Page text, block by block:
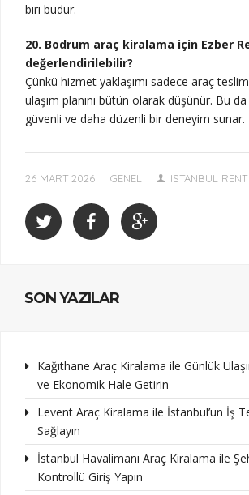
biri budur.
20. Bodrum araç kiralama için Ezber
değerlendirilebilir?
Çünkü hizmet yaklaşımı sadece araç
ulaşım planını bütün olarak düşünür. Bu da
güvenli ve daha düzenli bir deneyim sunar.
26 MART 2026 GENEL ISTANBUL
SON YAZILAR
Kağıthane Araç Kiralama ile Günlük
ve Ekonomik Hale Getirin
Levent Araç Kiralama ile İstanbul’un İş
Sağlayın
İstanbul Havalimanı Araç Kiralama ile
Kontrollü Giriş Yapın